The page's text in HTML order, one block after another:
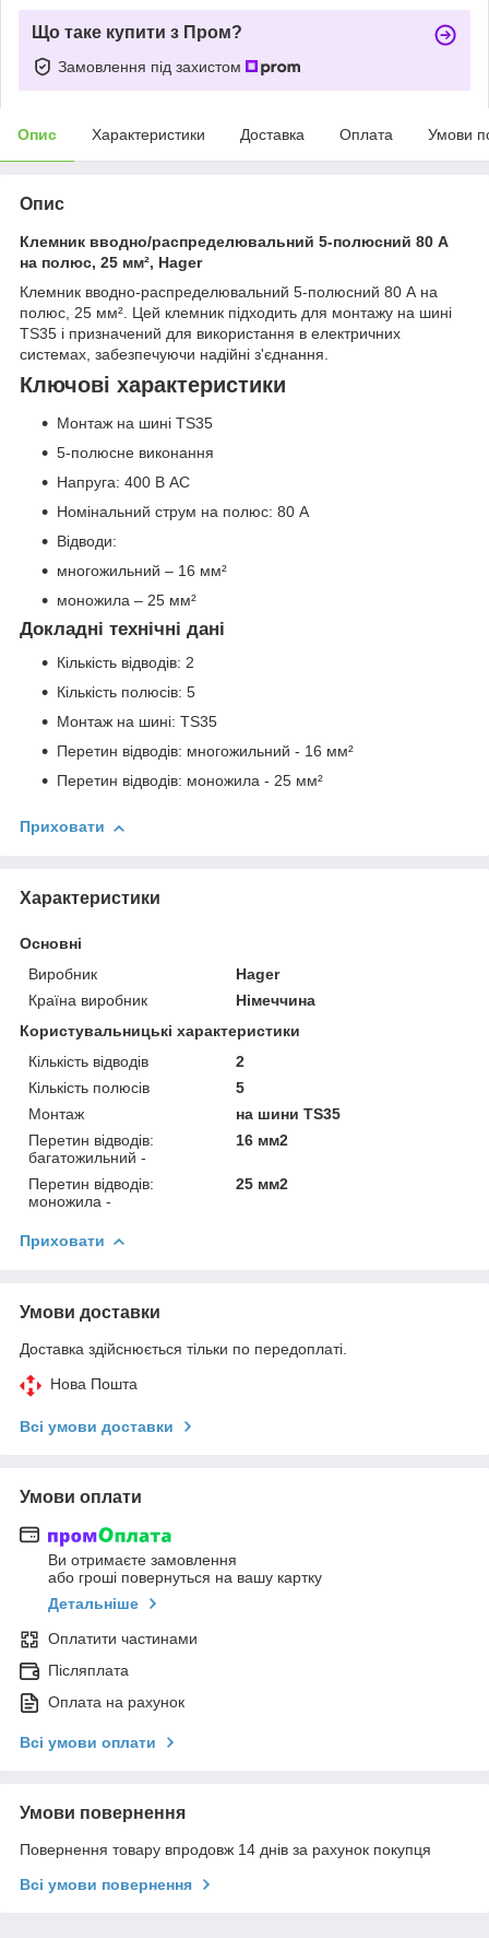
Що таке купити з Пром?
Замовлення під захистом
Опис Характеристики Доставка Оплата Умови
Опис
Клемник вводно/распределювальний 5-полюсний 80 А
на полюс, 25 мм², Hager
Клемник вводно-распределювальний 5-полюсний 80 А на
полюс, 25 мм². Цей клемник підходить для монтажу на шині
TS35 і призначений для використання в електричних
системах, забезпечуючи надійні з'єднання.
Ключові характеристики
Монтаж на шині TS35
5-полюсне виконання
Напруга: 400 В AC
Номінальний струм на полюс: 80 А
Відводи:
многожильний – 16 мм²
моножила – 25 мм²
Докладні технічні дані
Кількість відводів: 2
Кількість полюсів: 5
Монтаж на шині: TS35
Перетин відводів: многожильний - 16 мм²
Перетин відводів: моножила - 25 мм²
Приховати
Характеристики
Основні
Виробник
Hager
Країна виробник
Німеччина
Користувальницькі характеристики
Кількість відводів
2
Кількість полюсів
5
Монтаж
на шини TS35
Перетин відводів:
багатожильний -
16 мм2
Перетин відводів:
моножила -
25 мм2
Приховати
Умови доставки
Доставка здійснюється тільки по передоплаті.
Нова Пошта
Всі умови доставки
Умови оплати
Ви отримаєте замовлення
або гроші повернуться на вашу картку
Детальніше
Оплатити частинами
Післяплата
Оплата на рахунок
Всі умови оплати
Умови повернення
Повернення товару впродовж 14 днів за рахунок покупця
Всі умови повернення